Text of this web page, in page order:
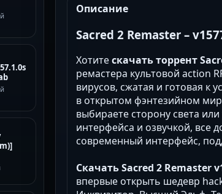
Описание
Sacred 2 Remaster –
Хотитескачать торрент
ремастера культовой action
вирусов, сжатая и готовая к
в открытом фэнтезийном
выбираете сторону света
интерфейса и озвучкой, все
современный интерфейс,
Скачать Sacred 2 Remaster
впервые открыть шедевр